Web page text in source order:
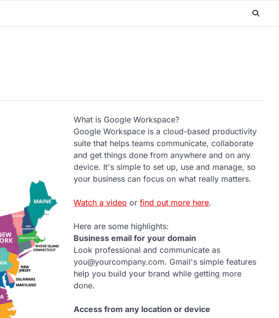
What is Google Workspace?
Google Workspace is a cloud-based productivity
suite that helps teams communicate, collaborate
and get things done from anywhere and on any
device. It's simple to set up, use and manage, so
your business can focus on what really matters.
Watch a video or find out more here.
Here are some highlights:
Business email for your domain
Look professional and communicate as
you@yourcompany.com. Gmail's simple features
help you build your brand while getting more
done.
Access from any location or device